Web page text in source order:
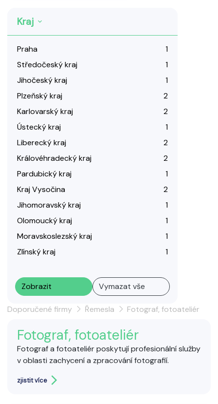
Kraj
Praha
1
Středočeský kraj
1
Jihočeský kraj
1
Plzeňský kraj
2
Karlovarský kraj
2
Ústecký kraj
1
Liberecký kraj
2
Královéhradecký kraj
2
Pardubický kraj
1
Kraj Vysočina
2
Jihomoravský kraj
1
Olomoucký kraj
1
Moravskoslezský kraj
1
Zlínský kraj
1
Zobrazit Vymazat vše
Doporučené firmy Řemesla Fotograf, fotoateliér
Fotograf, fotoateliér
Fotograf a fotoateliér poskytují profesionální služby
v oblasti zachycení a zpracování fotografií.
Fotografové se specializují na portréty, svatby,
zjistit více